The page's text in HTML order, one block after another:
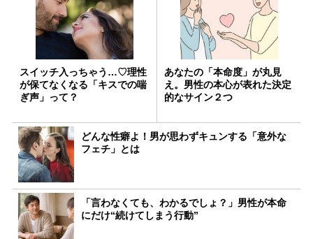
スイッチ入っちゃう…♡理性
が保てなくなる「キスでの喘
ぎ声」って？
あなたの「本命度」が丸見
え。男性の本心が表れた決定
的なサイン２つ
どんな性癖よ！男が思わずキュンする「意外な
フェチ」とは
「言わなくても、わかるでしょ？」男性が本命
にだけ“続けてしまう行動”